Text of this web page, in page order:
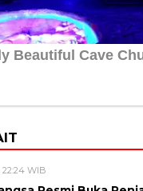
22:24 WIB